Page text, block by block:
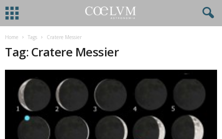
Home Tags Cratere Messier
Tag: Cratere Messier